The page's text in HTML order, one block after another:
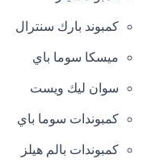
كمبوند بارك سنترال
ميسكا سوما باي
سوان ليك ويست
كمبوندات سوما باي
كمبوندات بالم هيلز